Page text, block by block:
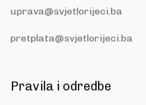
uprava@svjetlorijeci.ba
pretplata@svjetlorijeci.ba
Pravila i odredbe